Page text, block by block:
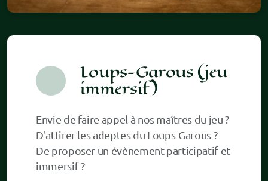
Loups-Garous (jeu
immersif)
Envie de faire appel à nos maîtres du jeu ?
D'attirer les adeptes du Loups-Garous ?
De proposer un évènement participatif et
immersif ?